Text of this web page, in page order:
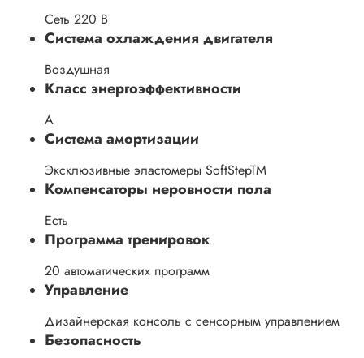
Сеть 220 В
Система охлаждения двигателя
Воздушная
Класс энергоэффективности
A
Система амортизации
Эксклюзивные эластомеры SoftStepTM
Компенсаторы неровности пола
Есть
Программа тренировок
20 автоматических программ
Управление
Дизайнерская консоль с сенсорным управлением
Безопасность